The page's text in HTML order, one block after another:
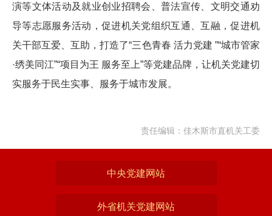
演等文体活动及就业创业招聘会、普法宣传、文明交通劝
导等志愿服务活动，促进机关党组织互通、互融，促进机
关干部互爱、互助，打造了“三色青春 活力党建 ”“城市管家
·绣美同江”“项目为王 服务至上”等党建品牌，让机关党建切
实服务于民生实事、服务于城市发展。
责任编辑：佳木斯市直机关工委
中央党建网站
外省机关党建网站